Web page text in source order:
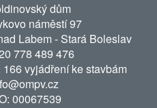
dům
náměstí 97
Labem - Stará Boleslav
778 489 476
vyjádření ke stavbám
00067539